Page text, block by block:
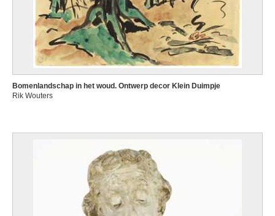
Bomenlandschap in het woud. Ontwerp decor Klein Duimpje
Rik Wouters